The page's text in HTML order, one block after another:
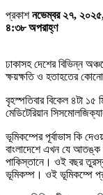
প্রকাশনভেম্বর ২৭,
৪:৩৮ অপরাহ্ণ
ঢাকাসহ দেশের বিভিন্ন
ক্ষয়ক্ষতি ও হতাহতের
বৃহস্পতিবার বিকেল ৪টা
মেডিটেরিয়ান
ভূমিকম্পের পূর্বাভাস কি
বাংলাদেশে এখন যে আতঙ্ক
পাকিস্তানে। ওই বছর
ভূমিকম্প। ওই ভূমিকম্পে